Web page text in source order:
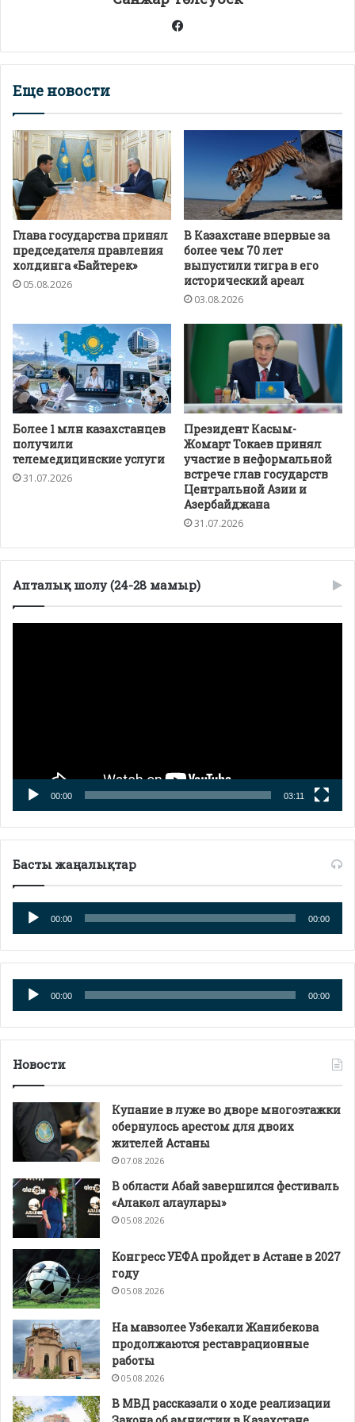
ь
Facebook
Еще новости
Глава государства принял
председателя правления
холдинга «Байтерек»
05.08.2026
В Казахстане впервые за
более чем 70 лет
выпустили тигра в его
исторический ареал
03.08.2026
Более 1 млн казахстанцев
получили
телемедицинские услуги
31.07.2026
Президент Касым-
Жомарт Токаев принял
участие в неформальной
встрече глав государств
Центральной Азии и
Азербайджана
31.07.2026
Апталық шолу (24-28 мамыр)
00:00 03:11
Басты жаңалықтар
Аудиоплеер
00:00 00:00
Аудиоплеер
00:00 00:00
Новости
Купание в луже во дворе многоэтажки
обернулось арестом для двоих
жителей Астаны
07.08.2026
В области Абай завершился фестиваль
«Алакөл алаулары»
05.08.2026
Конгресс УЕФА пройдет в Астане в 2027
году
05.08.2026
На мавзолее Узбекали Жанибекова
продолжаются реставрационные
работы
05.08.2026
В МВД рассказали о ходе реализации